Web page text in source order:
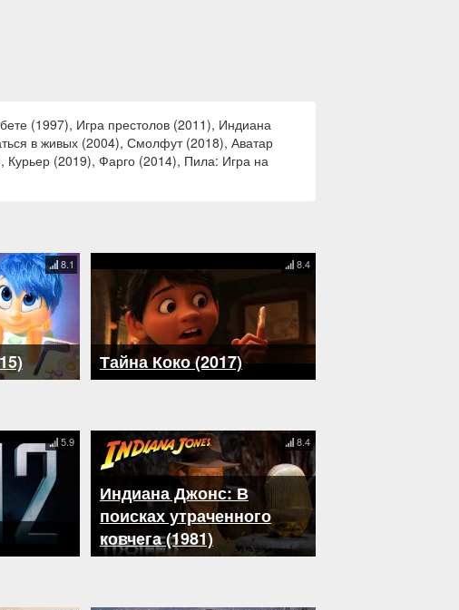
(1997), Игра престолов (2011), Индиана
в живых (2004), Смолфут (2018), Аватар
(2019), Фарго (2014), Пила: Игра на
8.1
Тайна Коко (2017)
8.4
5.9
Индиана Джонс: В
поисках утраченного
ковчега (1981)
8.4